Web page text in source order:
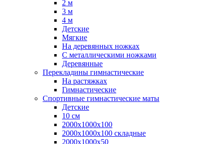
2 м
3 м
4 м
Детские
Мягкие
На деревянных ножках
С металлическими ножками
Деревянные
Перекладины гимнастические
На растяжках
Гимнастические
Спортивные гимнастические маты
Детские
10 см
2000х1000х100
2000х1000х100 складные
2000х1000х50